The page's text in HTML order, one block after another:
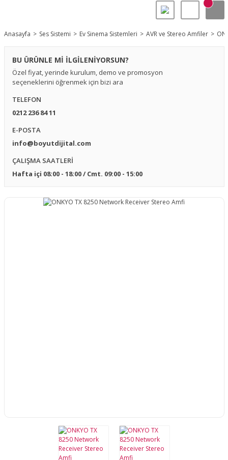
Anasayfa Ses Sistemi Ev Sinema Sistemleri AVR ve Stereo Amfiler
BU ÜRÜNLE Mİ İLGİLENİYORSUN?
Özel fiyat, yerinde kurulum, demo ve promosyon
seçeneklerini öğrenmek için bizi ara
TELEFON
0212 236 84 11
E-POSTA
info@boyutdijital.com
ÇALIŞMA SAATLERİ
Hafta içi 08:00 - 18:00 / Cmt. 09:00 - 15:00